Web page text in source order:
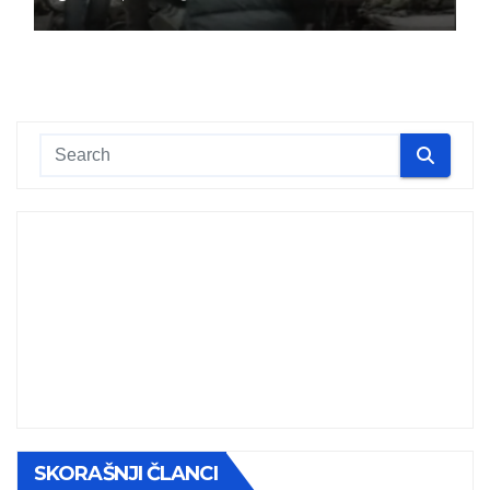
SKORAŠNJI ČLANCI